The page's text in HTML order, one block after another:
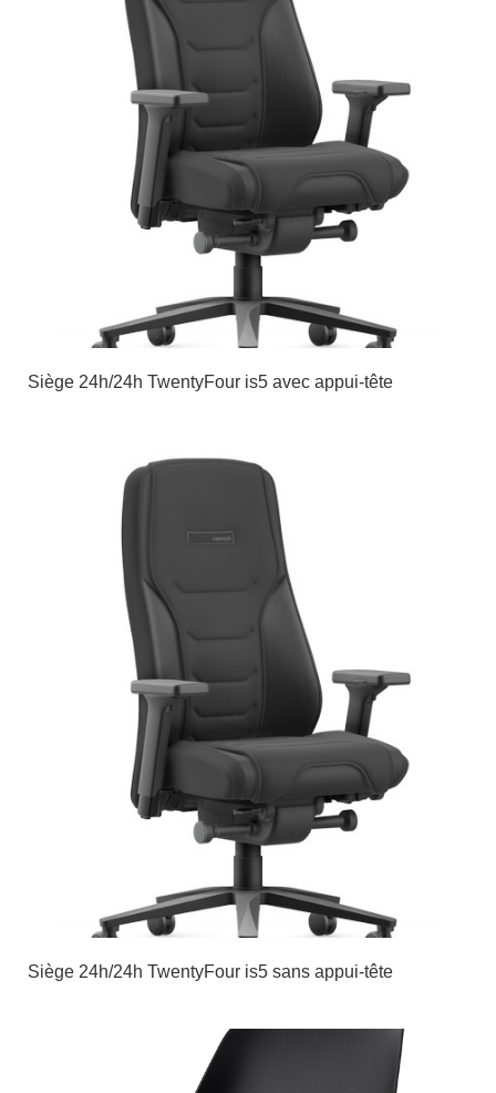
Siège 24h/24h TwentyFour is5 avec appui-tête
Siège 24h/24h TwentyFour is5 sans appui-tête